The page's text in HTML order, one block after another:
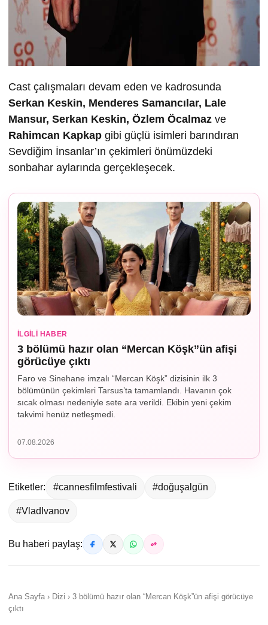
Cast çalışmaları devam eden ve kadrosunda
Serkan Keskin, Menderes Samancılar, Lale
Mansur, Serkan Keskin, Özlem Öcalmaz ve
Rahimcan Kapkap gibi güçlü isimleri barındıran
Sevdiğim İnsanlar’ın çekimleri önümüzdeki
sonbahar aylarında gerçekleşecek.
İLGILI HABER
3 bölümü hazır olan “Mercan Köşk”ün afişi
görücüye çıktı
Faro ve Sinehane imzalı “Mercan Köşk” dizisinin ilk 3
bölümünün çekimleri Tarsus’ta tamamlandı. Havanın çok
sıcak olması nedeniyle sete ara verildi. Ekibin yeni çekim
takvimi henüz netleşmedi.
07.08.2026
Etiketler: #cannesfilmfestivali #doğuşalgün
#VladIvanov
Bu haberi paylaş:
Ana Sayfa › Dizi › 3 bölümü hazır olan “Mercan Köşk”ün afişi görücüye
çıktı